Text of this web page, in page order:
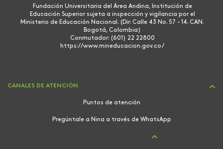
Fundación Universitaria del Área Andina, Institución de
Educación Superior sujeta a inspección y vigilancia por el
Ministerio de Educación Nacional. (Dir: Calle 43 No. 57 - 14. CAN.
Bogotá, Colombia)
Conmutador: (601) 22 22800
https://www.mineducacion.gov.co/
CANALES DE ATENCIÓN
Puntos de atención
Pregúntale a Nina a través de WhatsApp